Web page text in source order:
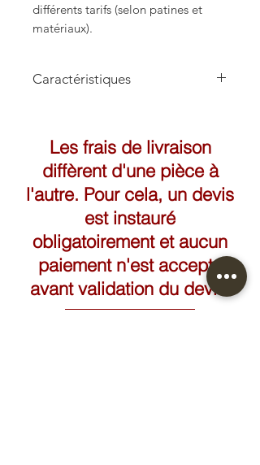
différents tarifs (selon patines et
matériaux).
Caractéristiques
Les frais de livraison
diffèrent d'une pièce à
l'autre. Pour cela, un devis
est instauré
obligatoirement et aucun
paiement n'est accepté
avant validation du devis.